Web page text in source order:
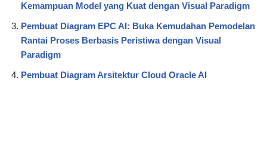
Kemampuan Model yang Kuat dengan Visual Paradigm
Pembuat Diagram EPC AI: Buka Kemudahan Pemodelan
Rantai Proses Berbasis Peristiwa dengan Visual
Paradigm
Pembuat Diagram Arsitektur Cloud Oracle AI